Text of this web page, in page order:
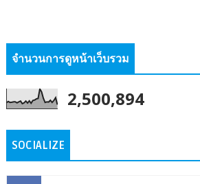
จำนวนการดูหน้าเว็บรวม
2,500,894
SOCIALIZE